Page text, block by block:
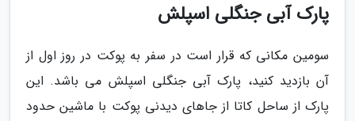
پارک آبی جنگلی اسپلش
سومین مکانی که قرار است در سفر به پوکت در روز اول از
آن بازدید کنید، پارک آبی جنگلی اسپلش می باشد. این
پارک از ساحل کاتا از جاهای دیدنی پوکت با ماشین حدود